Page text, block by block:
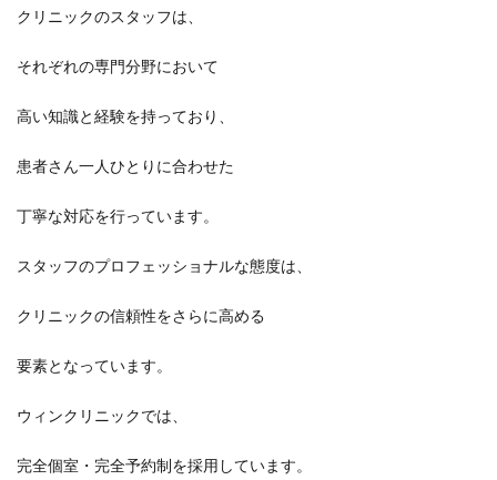
クリニックのスタッフは、
それぞれの専門分野において
高い知識と経験を持っており、
患者さん一人ひとりに合わせた
丁寧な対応を行っています。
スタッフのプロフェッショナルな態度は、
クリニックの信頼性をさらに高める
要素となっています。
ウィンクリニックでは、
完全個室・完全予約制を採用しています。